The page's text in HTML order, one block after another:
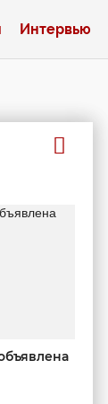
Интервью